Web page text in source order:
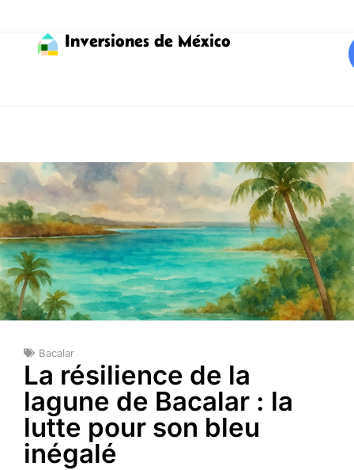
Inversiones de México
Bacalar
La résilience de la
lagune de Bacalar : la
lutte pour son bleu
inégalé